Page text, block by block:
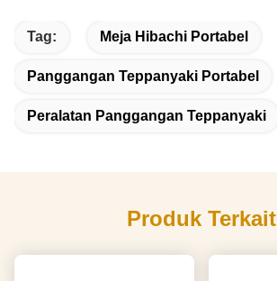
Tag: Meja Hibachi Portabel
Panggangan Teppanyaki Portabel
Peralatan Panggangan Teppanyaki
Produk Terkait